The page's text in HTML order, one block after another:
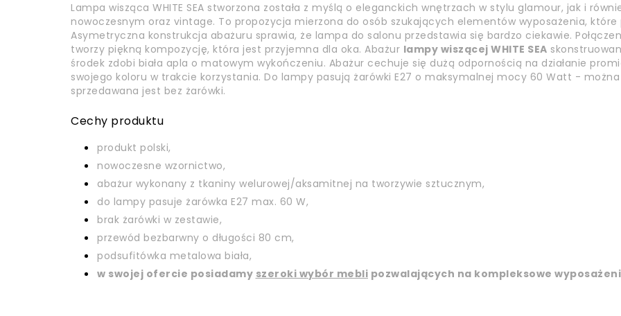
Lampa wisząca WHITE SEA stworzona została z myślą o eleganckich wnętrzach w stylu glamour, jak i
nowoczesnym oraz vintage. To propozycja mierzona do osób szukających elementów wyposażenia,
Asymetryczna konstrukcja abażuru sprawia, że lampa do salonu przedstawia się bardzo ciekawie.
tworzy piękną kompozycję, która jest przyjemna dla oka. Abażur lampy wiszącej WHITE SEA
środek zdobi biała apla o matowym wykończeniu. Abażur cechuje się dużą odpornością na działanie
swojego koloru w trakcie korzystania. Do lampy pasują żarówki E27 o maksymalnej mocy 60 Watt - można
sprzedawana jest bez żarówki.
Cechy produktu
produkt polski,
nowoczesne wzornictwo,
abażur wykonany z tkaniny welurowej/aksamitnej na tworzywie sztucznym,
do lampy pasuje żarówka E27 max. 60 W,
brak żarówki w zestawie,
przewód bezbarwny o długości 80 cm,
podsufitówka metalowa biała,
w swojej ofercie posiadamy szeroki wybór mebli pozwalających na kompleksowe